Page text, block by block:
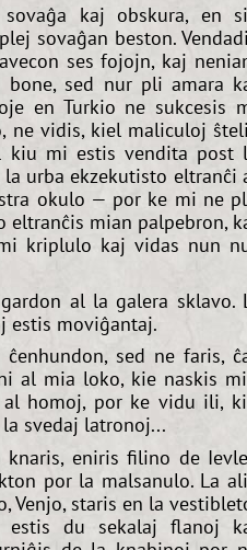
kaj obskura, en
sovaĝan beston.
ses fojojn, kaj
sed nur pli amara
en Turkio ne sukcesis
ne vidis, kiel maliculoj
kiu mi estis vendita post
urba ekzekutisto eltranĉi
okulo — por ke mi ne
eltranĉis mian palpebron,
kriplulo kaj vidas nun
al la galera sklavo.
estis moviĝantaj.
sed ne faris,
al mia loko, kie naskis
homoj, por ke vidu ili,
svedaj latronoj...
eniris filino de
por la malsanulo. La
Venjo, staris en la
du sekalaj flanoj